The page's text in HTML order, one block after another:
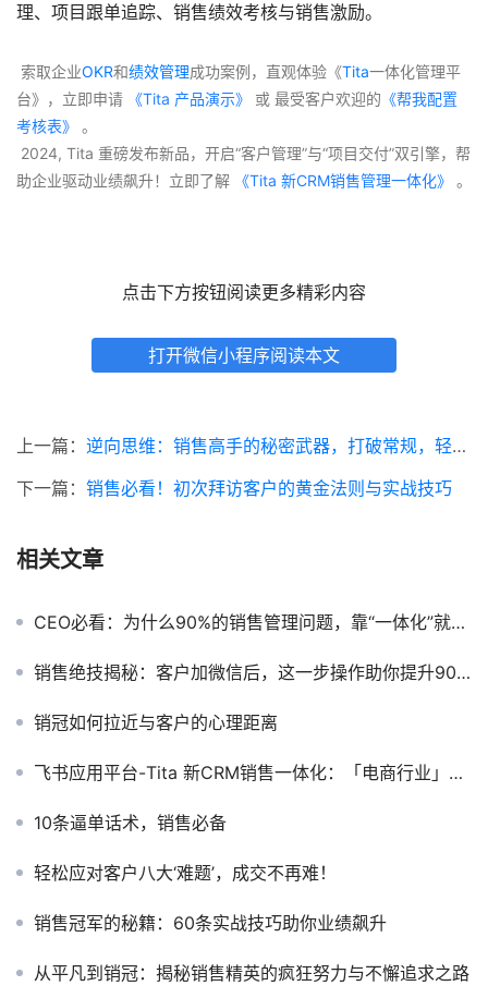
理、项目跟单追踪、销售绩效考核与销售激励。
索取企业OKR和绩效管理成功案例，直观体验《Tita一体化管理平
台》，立即申请 《Tita 产品演示》 或 最受客户欢迎的 《帮我配置
考核表》
。
助企业驱动业绩飙升！立即了解 《Tita 新CRM销售管理一体化》 。
点击下方按钮阅读更多精彩内容
打开微信小程序阅读本文
上一篇： 逆向思维：销售高手的秘密武器，打破常规，轻松成交！
下一篇： 销售必看！初次拜访客户的黄金法则与实战技巧
相关文章
CEO必看：为什么90%的销售管理问题，靠“一体化”就能解决？
销售绝技揭秘：客户加微信后，这一步操作助你提升90%成交率！
销冠如何拉近与客户的心理距离
飞书应用平台-Tita 新CRM销售一体化：「电商行业」从线索到交付的全链路一体化解决方案
10条逼单话术，销售必备
轻松应对客户八大‘难题’，成交不再难！
销售冠军的秘籍：60条实战技巧助你业绩飙升
从平凡到销冠：揭秘销售精英的疯狂努力与不懈追求之路